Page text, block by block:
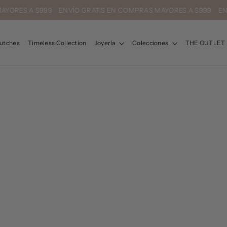
A $999 ENVÍO GRATIS EN COMPRAS MAYORES A
Timeless Collection Joyería Colecciones THE OUTLET